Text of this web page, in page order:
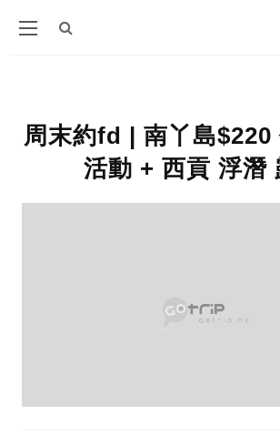
周末約fd | 南丫島$220
活動 + 西貢 浮潛